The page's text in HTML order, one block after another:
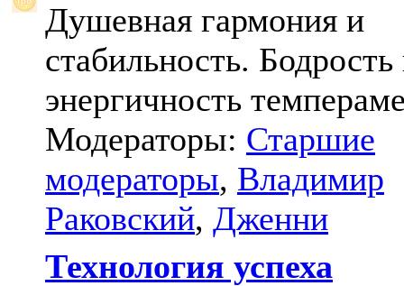
Душевная гармония и
стабильность. Бодрость
энергичность
Модераторы: Старшие
модераторы, Владимир
Раковский, Дженни
Технология успеха